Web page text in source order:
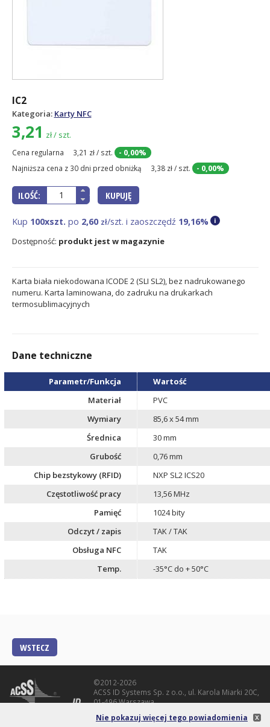
IC2
Kategoria: Karty NFC
3,21 zł / szt.
Cena regularna 3,21 zł / szt. - 0,00%
Najniższa cena z 30 dni przed obniżką 3,38 zł / szt. - 0,00%
ILOŚĆ: KUPUJĘ
Kup 100xszt. po 2,60 zł/szt. i zaoszczędź 19,16% i
Dostępność: produkt jest w magazynie
Karta biała niekodowana ICODE 2 (SLI SL2), bez nadrukowanego
numeru. Karta laminowana, do zadruku na drukarkach
termosublimacyjnych
Dane techniczne
Parametr/Funkcja
Wartość
Materiał
PVC
Wymiary
85,6 x 54 mm
Średnica
30 mm
Grubość
0,76 mm
Chip bezstykowy (RFID)
NXP SL2 ICS20
Częstotliwość pracy
13,56 MHz
Pamięć
1024 bity
Odczyt / zapis
TAK / TAK
Obsługa NFC
TAK
Temp.
-35°C do + 50°C
WSTECZ
©2012-2026
ACSS ID Systems Sp. z o.o., ul. Karola Miarki 20C,
01-496 Warszawa
m. st. Warszawy
Nie pokazuj więcej tego powiadomienia